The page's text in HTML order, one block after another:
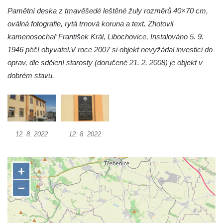
náměstí J. V. Kamarýta ve Velešíně
Pomník obětem 1. a 2. světové války v
Římově
Předoníně
Pomník obětem 2. světové války v Plavu
Kenotaf Pepiho Meisela na hřbitově v
Dolním Podluží
Kenotaf Leopolda Malata na hřbitově v
Dolním Podluží
Kenotaf Antona Klause na hřbitově v
Pamětní deska z tmavěšedé leštěné žuly rozměrů 40×70 cm,
oválná fotografie, rytá trnová koruna a text. Zhotovil
kamenosochař František Král, Libochovice, Instalováno 5. 9.
1946 péčí obyvatel.V roce 2007 si objekt nevyžádal investici do
oprav, dle sdělení starosty (doručené 21. 2. 2008) je objekt v
dobrém stavu.
12. 8. 2022 12. 8. 2022